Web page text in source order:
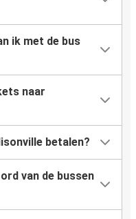
ik met de bus
naar
betalen?
van de bussen